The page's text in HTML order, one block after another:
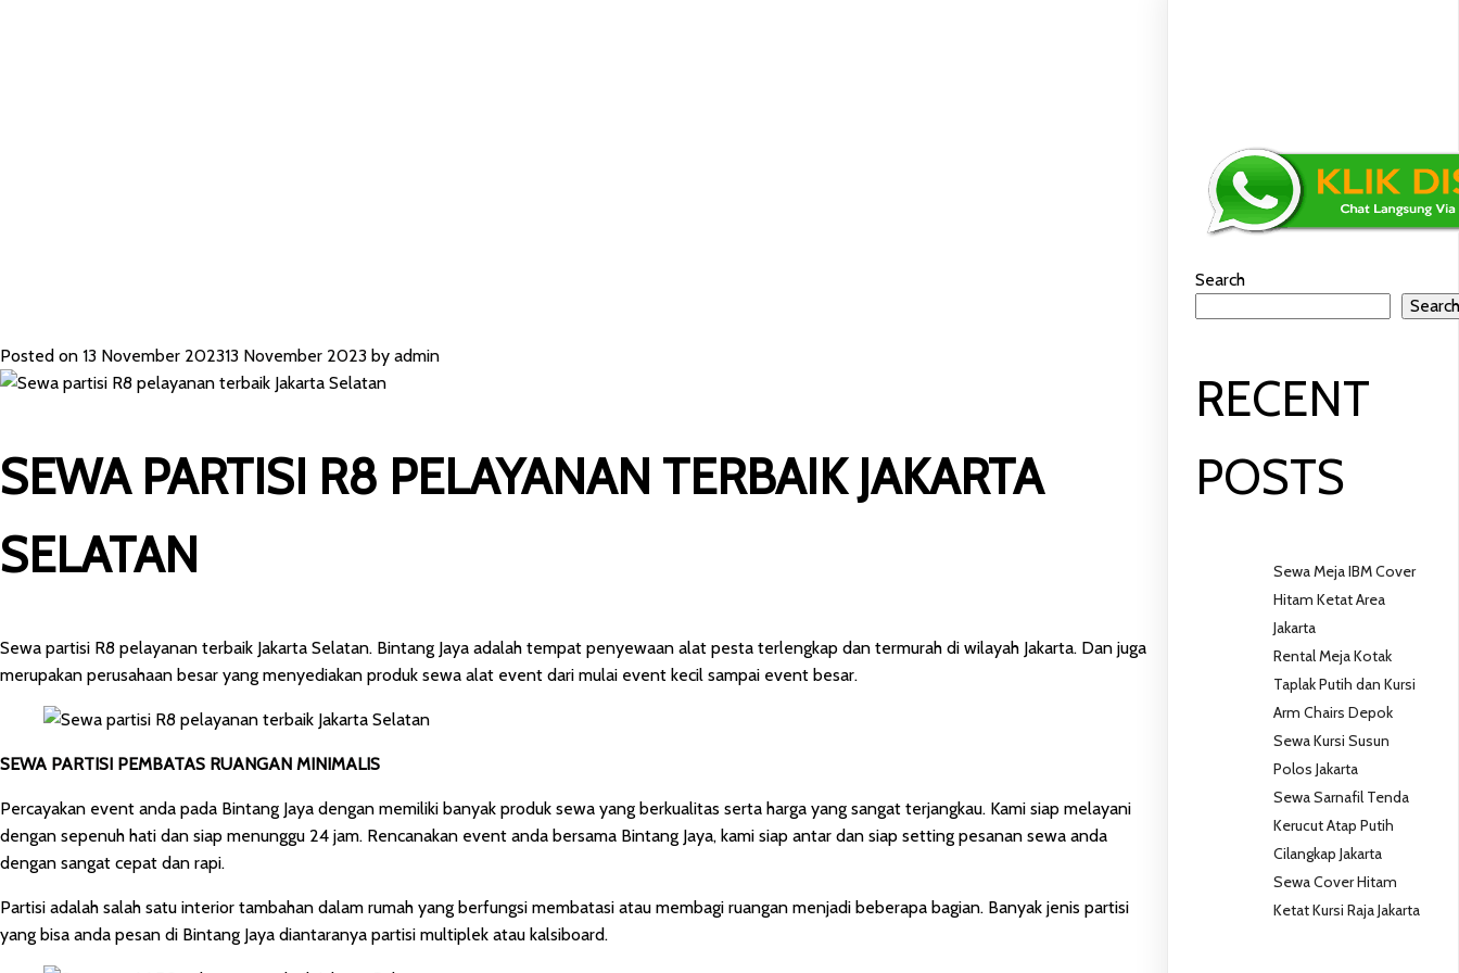
Posted on 13 November 202313 November 2023 by admin
SEWA PARTISI R8 PELAYANAN TERBAIK JAKARTA
SELATAN
Sewa partisi R8 pelayanan terbaik Jakarta Selatan. Bintang Jaya adalah tempat penyewaan alat pesta terlengkap dan termurah di wilayah Jakarta. Dan juga
merupakan perusahaan besar yang menyediakan produk sewa alat event dari mulai event kecil sampai event besar.
SEWA PARTISI PEMBATAS RUANGAN MINIMALIS
Percayakan event anda pada Bintang Jaya dengan memiliki banyak produk sewa yang berkualitas serta harga yang sangat terjangkau. Kami siap melayani
dengan sepenuh hati dan siap menunggu 24 jam. Rencanakan event anda bersama Bintang Jaya, kami siap antar dan siap setting pesanan sewa anda
dengan sangat cepat dan rapi.
Partisi adalah salah satu interior tambahan dalam rumah yang berfungsi membatasi atau membagi ruangan menjadi beberapa bagian. Banyak jenis partisi
yang bisa anda pesan di Bintang Jaya diantaranya partisi multiplek atau kalsiboard.
Search
RECENT
POSTS
Sewa Meja IBM Cover
Hitam Ketat Area
Jakarta
Rental Meja Kotak
Taplak Putih dan Kursi
Arm Chairs Depok
Sewa Kursi Susun
Polos Jakarta
Sewa Sarnafil Tenda
Kerucut Atap Putih
Cilangkap Jakarta
Sewa Cover Hitam
Ketat Kursi Raja Jakarta